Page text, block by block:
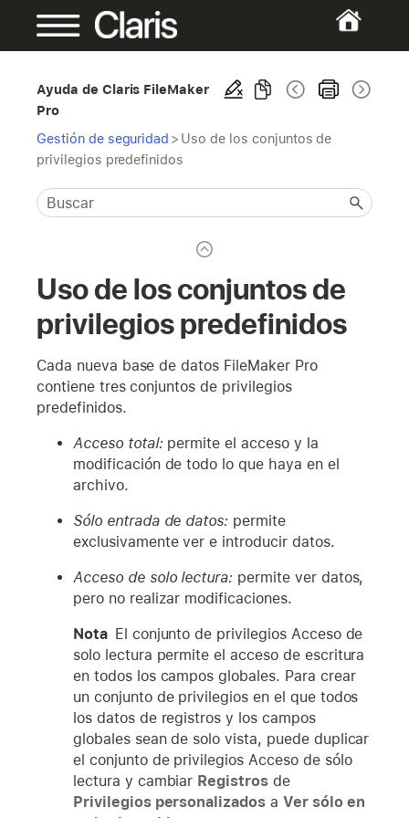
Ayuda de Claris FileMaker
Pro
Gestión de seguridad > Uso de los conjuntos de
privilegios predefinidos
Uso de los conjuntos de
privilegios predefinidos
Cada nueva base de datos FileMaker Pro
contiene tres conjuntos de privilegios
predefinidos.
Acceso total: permite el acceso y la
modificación de todo lo que haya en el
archivo.
Sólo entrada de datos: permite
exclusivamente ver e introducir datos.
Acceso de solo lectura: permite ver datos,
pero no realizar modificaciones.
Nota El conjunto de privilegios Acceso de
solo lectura permite el acceso de escritura
en todos los campos globales. Para crear
un conjunto de privilegios en el que todos
los datos de registros y los campos
globales sean de solo vista, puede duplicar
el conjunto de privilegios Acceso de sólo
lectura y cambiar Registros de
Privilegios personalizados a Ver sólo en